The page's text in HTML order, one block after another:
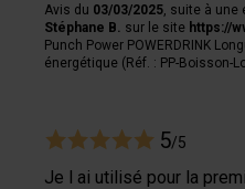
Avis du 03/03/2025 , suite à
Stéphane B.
sur le site https://
Punch Power POWERDRINK
énergétique (Réf. : PP-Boisson-
5/5
Je l ai utilisé pour la